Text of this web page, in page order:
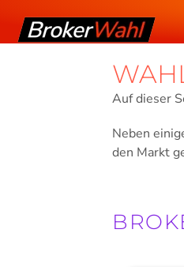
Inhalt
springen
Auf dieser
Neben
den Markt